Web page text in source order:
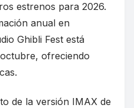
estrenos para 2026.
anual en
Ghibli Fest está
ofreciendo
de la versión IMAX de